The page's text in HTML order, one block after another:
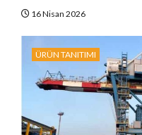
16 Nisan 2026
ÜRÜN TANITIMI